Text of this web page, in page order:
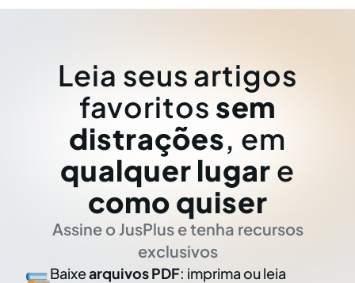
Leia seus artigos
favoritos sem
distrações, em
qualquer lugar e
como quiser
Assine o JusPlus e tenha recursos
exclusivos
Baixearquivos PDF: imprima ou leia